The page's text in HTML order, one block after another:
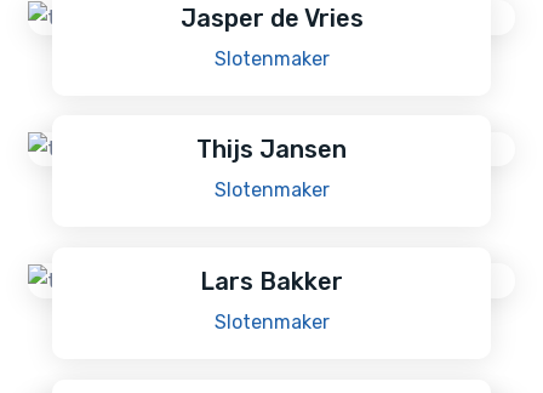
Jasper de Vries
Slotenmaker
Thijs Jansen
Slotenmaker
Lars Bakker
Slotenmaker